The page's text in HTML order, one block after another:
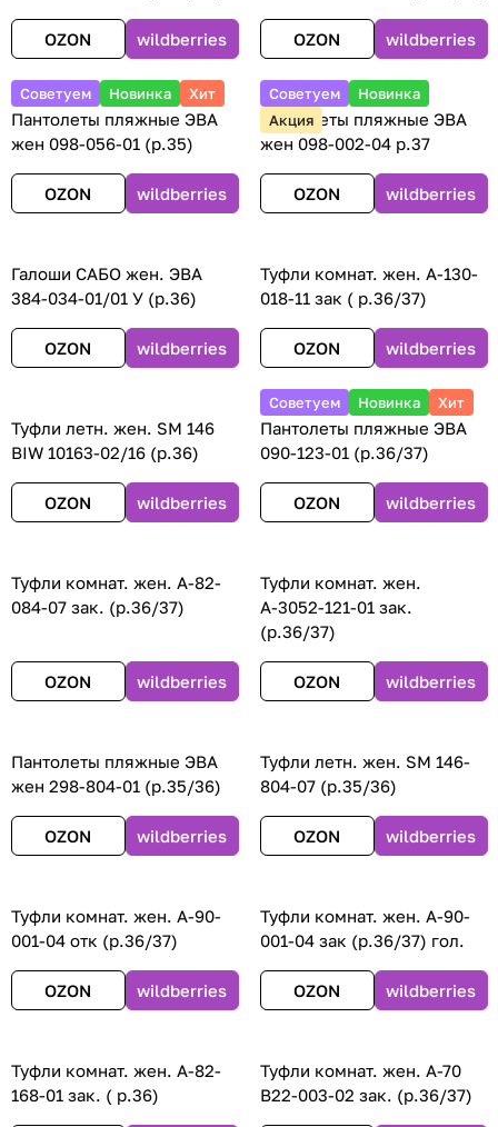
Комбинации EVA с текстилем делают обувь
разнообразной и функциональной.
Продуманные колодки обеспечивают
комфорт и правильную посадку стопы.
OZON wildberries OZON wildberries
Советуем Новинка Хит
Пантолеты пляжные ЭВА
жен 098-056-01 (р.35)
OZON wildberries
Советуем
Новинка
Акция
Пантолеты пляжные ЭВА
жен 098-002-04 р.37
OZON wildberries
Галоши САБО жен. ЭВА
384-034-01/01 У (р.36)
OZON wildberries
Туфли комнат. жен. А-130-
018-11 зак ( р.36/37)
OZON wildberries
Туфли летн. жен. SM 146
BIW 10163-02/16 (р.36)
OZON wildberries
Советуем Новинка Хит
Пантолеты пляжные ЭВА
090-123-01 (р.36/37)
OZON wildberries
Туфли комнат. жен. А-82-
084-07 зак. (р.36/37)
OZON wildberries
Туфли комнат. жен.
А-3052-121-01 зак.
(р.36/37)
OZON wildberries
Пантолеты пляжные ЭВА
жен 298-804-01 (р.35/36)
OZON wildberries
Туфли летн. жен. SM 146-
804-07 (р.35/36)
OZON wildberries
Туфли комнат. жен. А-90-
001-04 отк (р.36/37)
OZON wildberries
Туфли комнат. жен. А-90-
001-04 зак (р.36/37) гол.
OZON wildberries
Туфли комнат. жен. А-82-
168-01 зак. ( р.36)
Туфли комнат. жен. А-70
В22-003-02 зак. (р.36/37)